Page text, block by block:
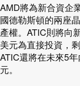
AMD將為新合資企
國德勒斯頓的兩座
產權。ATIC則將向
美元為直接投資，
ATIC還將在未來5
元。